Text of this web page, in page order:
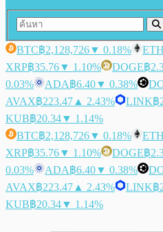
BTC฿2,128,726▼ 0.18% ETH
XRP฿35.76▼ 1.10% DOGE฿
0.03%
ADA฿6.40▼ 0.38%
AVAX฿223.47 ▲ 2.43% LINK฿
KUB฿20.34▼ 1.14%
BTC฿2,128,726▼ 0.18% ETH
XRP฿35.76▼ 1.10% DOGE฿
0.03%
ADA฿6.40▼ 0.38%
AVAX฿223.47 ▲ 2.43% LINK฿
KUB฿20.34▼ 1.14%